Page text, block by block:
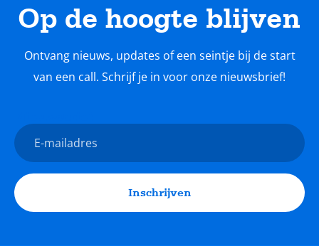
Op de hoogte blijven
Ontvang nieuws, updates of een seintje bij de start
van een call. Schrijf je in voor onze nieuwsbrief!
E-
mailadres
Inschrijven